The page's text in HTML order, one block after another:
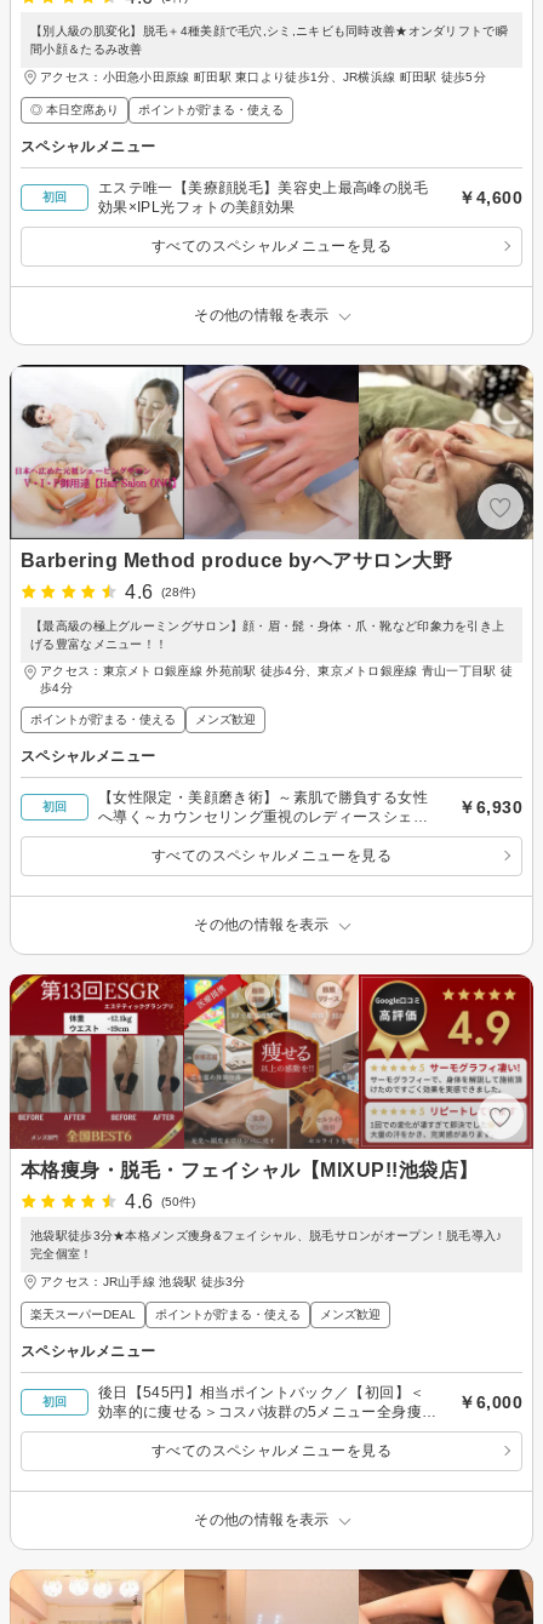
【別人級の肌変化】脱毛＋4種美顔で毛穴,シミ,ニキビも同時改善★オンダリフトで瞬
間小顔＆たるみ改善
アクセス：小田急小田原線 町田駅 東口より徒歩1分、JR横浜線 町田駅 徒歩5分
◎ 本日空席あり ポイントが貯まる・使える
スペシャルメニュー
初回
エステ唯一【美療顔脱毛】美容史上最高峰の脱毛
効果×IPL光フォトの美顔効果
￥4,600
すべてのスペシャルメニューを見る
その他の情報を表示
Barbering Method produce byヘアサロン大野
4.6
(28件)
【最高級の極上グルーミングサロン】顔・眉・髭・身体・爪・靴など印象力を引き上
げる豊富なメニュー！！
アクセス：東京メトロ銀座線 外苑前駅 徒歩4分、東京メトロ銀座線 青山一丁目駅 徒
歩4分
ポイントが貯まる・使える メンズ歓迎
スペシャルメニュー
初回
【女性限定・美顔磨き術】～素肌で勝負する女性
へ導く～カウンセリング重視のレディースシェー
ビング
￥6,930
すべてのスペシャルメニューを見る
その他の情報を表示
本格痩身・脱毛・フェイシャル【MIXUP!!池袋店】
4.6
(50件)
池袋駅徒歩3分★本格メンズ痩身&フェイシャル、脱毛サロンがオープン！脱毛導入♪
完全個室！
アクセス：JR山手線 池袋駅 徒歩3分
楽天スーパーDEAL ポイントが貯まる・使える メンズ歓迎
スペシャルメニュー
初回
後日【545円】相当ポイントバック／【初回】＜
効率的に痩せる＞コスパ抜群の5メニュー全身痩
身！ 全90分￥6000
￥6,000
すべてのスペシャルメニューを見る
その他の情報を表示